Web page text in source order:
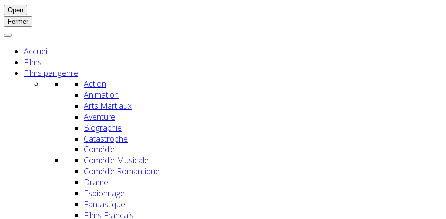
Open
Fermer
Accueil
Films
Films par genre
Action
Animation
Arts Martiaux
Aventure
Biographie
Catastrophe
Comédie
Comédie Musicale
Comédie Romantique
Drame
Espionnage
Fantastique
Films Français